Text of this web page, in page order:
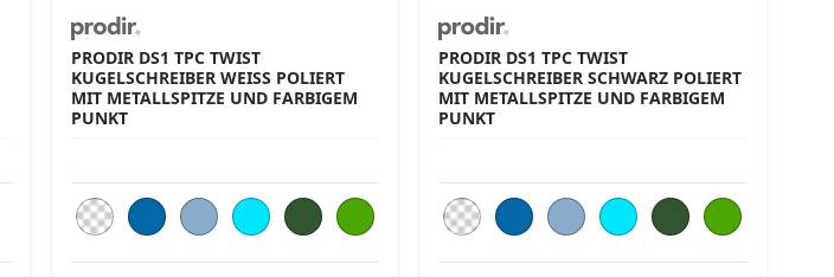
PRODIR DS1 TPC TWIST
KUGELSCHREIBER WEISS POLIERT M
IT METALLSPITZE UND FARBIGEM P
UNKT
PRODIR DS1 TPC TWIST
KUGELSCHREIBER SCHWARZ POLIERT
MIT METALLSPITZE UND FARBIGEM
PUNKT